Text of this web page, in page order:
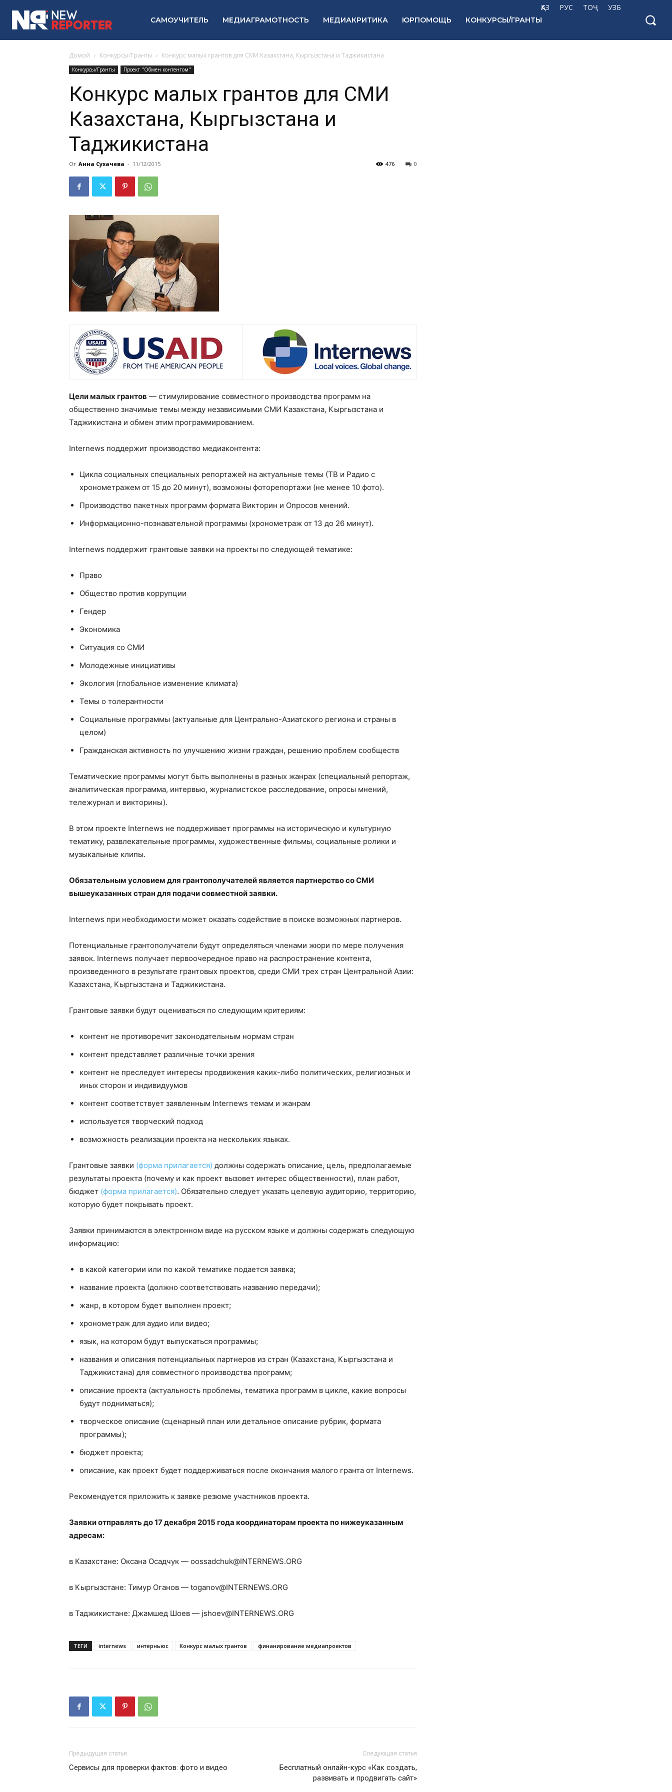
ҚАЗ РУС ТОҶ УЗБ
САМОУЧИТЕЛЬ МЕДИАГРАМОТНОСТЬ МЕДИАКРИТИКА ЮРПОМОЩЬ КОНКУРСЫ/ГРАНТЫ
Домой Конкурсы/Гранты Конкурс малых грантов для СМИ Казахстана, Кыргызстана и Таджикистана
Конкурсы/Гранты Проект "Обмен контентом"
Конкурс малых грантов для СМИ
Казахстана, Кыргызстана и
Таджикистана
От Анна Сухачева - 11/12/2015 0
476
Цели малых грантов — стимулирование совместного производства программ на
общественно значимые темы между независимыми СМИ Казахстана, Кыргызстана и
Таджикистана и обмен этим программированием.
Internews поддержит производство медиаконтента:
Цикла социальных специальных репортажей на актуальные темы (ТВ и Радио с
хронометражем от 15 до 20 минут), возможны фоторепортажи (не менее 10 фото).
Производство пакетных программ формата Викторин и Опросов мнений.
Информационно-познавательной программы (хронометраж от 13 до 26 минут).
Internews поддержит грантовые заявки на проекты по следующей тематике:
Право
Общество против коррупции
Гендер
Экономика
Ситуация со СМИ
Молодежные инициативы
Экология (глобальное изменение климата)
Темы о толерантности
Социальные программы (актуальные для Центрально-Азиатского региона и страны в
целом)
Гражданская активность по улучшению жизни граждан, решению проблем сообществ
Тематические программы могут быть выполнены в разных жанрах (специальный репортаж,
аналитическая программа, интервью, журналистское расследование, опросы мнений,
тележурнал и викторины).
В этом проекте Internews не поддерживает программы на историческую и культурную
тематику, развлекательные программы, художественные фильмы, социальные ролики и
музыкальные клипы.
Обязательным условием для грантополучателей является партнерство со СМИ
вышеуказанных стран для подачи совместной заявки.
Internews при необходимости может оказать содействие в поиске возможных партнеров.
Потенциальные грантополучатели будут определяться членами жюри по мере получения
заявок. Internews получает первоочередное право на распространение контента,
произведенного в результате грантовых проектов, среди СМИ трех стран Центральной Азии:
Казахстана, Кыргызстана и Таджикистана.
Грантовые заявки будут оцениваться по следующим критериям:
контент не противоречит законодательным нормам стран
контент представляет различные точки зрения
контент не преследует интересы продвижения каких-либо политических, религиозных и
иных сторон и индивидуумов
контент соответствует заявленным Internews темам и жанрам
используется творческий подход
возможность реализации проекта на нескольких языках.
Грантовые заявки (форма прилагается) должны содержать описание, цель, предполагаемые
результаты проекта (почему и как проект вызовет интерес общественности), план работ,
бюджет (форма прилагается). Обязательно следует указать целевую аудиторию, территорию,
которую будет покрывать проект.
Заявки принимаются в электронном виде на русском языке и должны содержать следующую
информацию:
в какой категории или по какой тематике подается заявка;
название проекта (должно соответствовать названию передачи);
жанр, в котором будет выполнен проект;
хронометраж для аудио или видео;
язык, на котором будут выпускаться программы;
названия и описания потенциальных партнеров из стран (Казахстана, Кыргызстана и
Таджикистана) для совместного производства программ;
описание проекта (актуальность проблемы, тематика программ в цикле, какие вопросы
будут подниматься);
творческое описание (сценарный план или детальное описание рубрик, формата
программы);
бюджет проекта;
описание, как проект будет поддерживаться после окончания малого гранта от Internews.
Рекомендуется приложить к заявке резюме участников проекта.
Заявки отправлять до 17 декабря 2015 года координаторам проекта по нижеуказанным
адресам:
в Казахстане: Оксана Осадчук — oossadchuk@INTERNEWS.ORG
в Кыргызстане: Тимур Оганов — toganov@INTERNEWS.ORG
в Таджикистане: Джамшед Шоев — jshoev@INTERNEWS.ORG
ТЕГИ internews интерньюс Конкурс малых грантов финанирование медиапроектов
Предыдущая статья
Сервисы для проверки фактов: фото и видео
Следующая статья
Бесплатный онлайн-курс «Как создать,
развивать и продвигать сайт»